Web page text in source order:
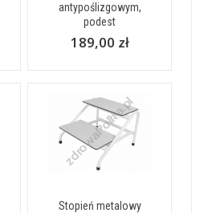
antypoślizgowym,
podest
189,00 zł
Stopień metalowy